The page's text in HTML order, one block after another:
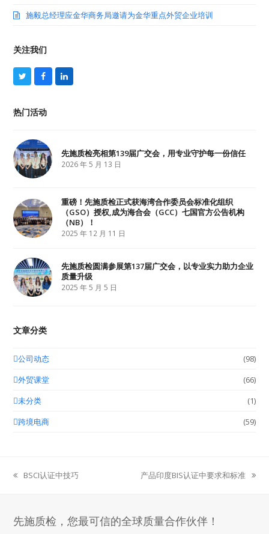
施毅总经理应金华商务局邀请为金华重点外贸企业培训
关注我们
T
w
t
t
F
a
b
L
i
热门活动
先施质检亮相第139届广交会，用专业守护每一份信任
2026 年 5 月 13 日
重磅！先施质检正式获海湾合作委员会标准化组织
（GSO）授权,成为海合会（GCC）七国官方公告机构
（NB）！
2025 年 12 月 11 日
先施质检圆满参展第137届广交会，以专业实力助力企业
质量升级
2025 年 5 月 5 日
文章分类
公司动态
(98)
外贸课堂
(66)
未分类
(1)
跨境电商
(59)
previous
BSCI认证中技巧
next
产品印度BIS认证中要求和标准
先施质检，您最可信的全球质量合作伙伴！